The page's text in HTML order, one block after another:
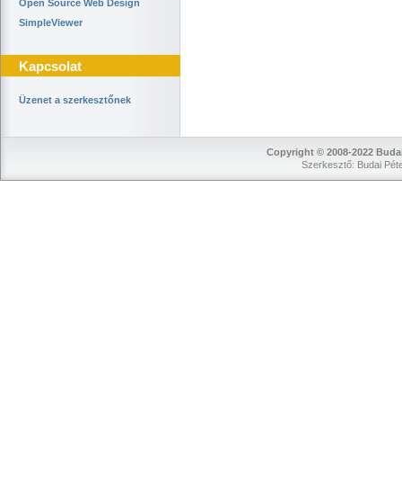
Open Source Web Design
SimpleViewer
Kapcsolat
Üzenet a szerkesztőnek
Copyright © 2008-2022
Szerkesztő: Budai